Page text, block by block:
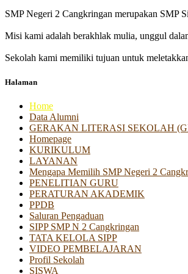
SMP Negeri 2 Cangkringan merupakan SMP
Misi kami adalah berakhlak mulia, unggul
Sekolah kami memiliki tujuan untuk
Halaman
Home
Data Alumni
GERAKAN LITERASI SEKOLAH
Homepage
KURIKULUM
LAYANAN
Mengapa Memilih SMP Negeri 2
PENELITIAN GURU
PERATURAN AKADEMIK
PPDB
Saluran Pengaduan
SIPP SMP N 2 Cangkringan
TATA KELOLA SIPP
VIDEO PEMBELAJARAN
Profil Sekolah
SISWA